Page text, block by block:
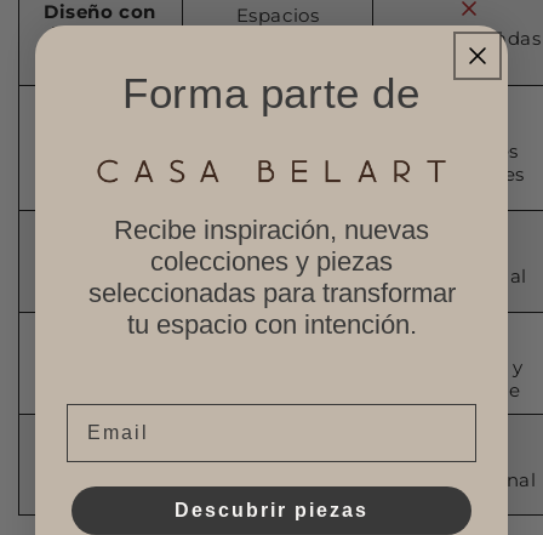
Diseño con
intención
Espacios
Piezas aisladas
naturales y
honestos
Materiales
industriales
Calma visual y
equilibrio
Ruido visual
Artesanal y
consciente
Experiencia
Se siente, no
solo se ve
Solo funcional
Forma parte de
Recibe inspiración, nuevas
colecciones y piezas
seleccionadas para transformar
tu espacio con intención.
Descubrir piezas